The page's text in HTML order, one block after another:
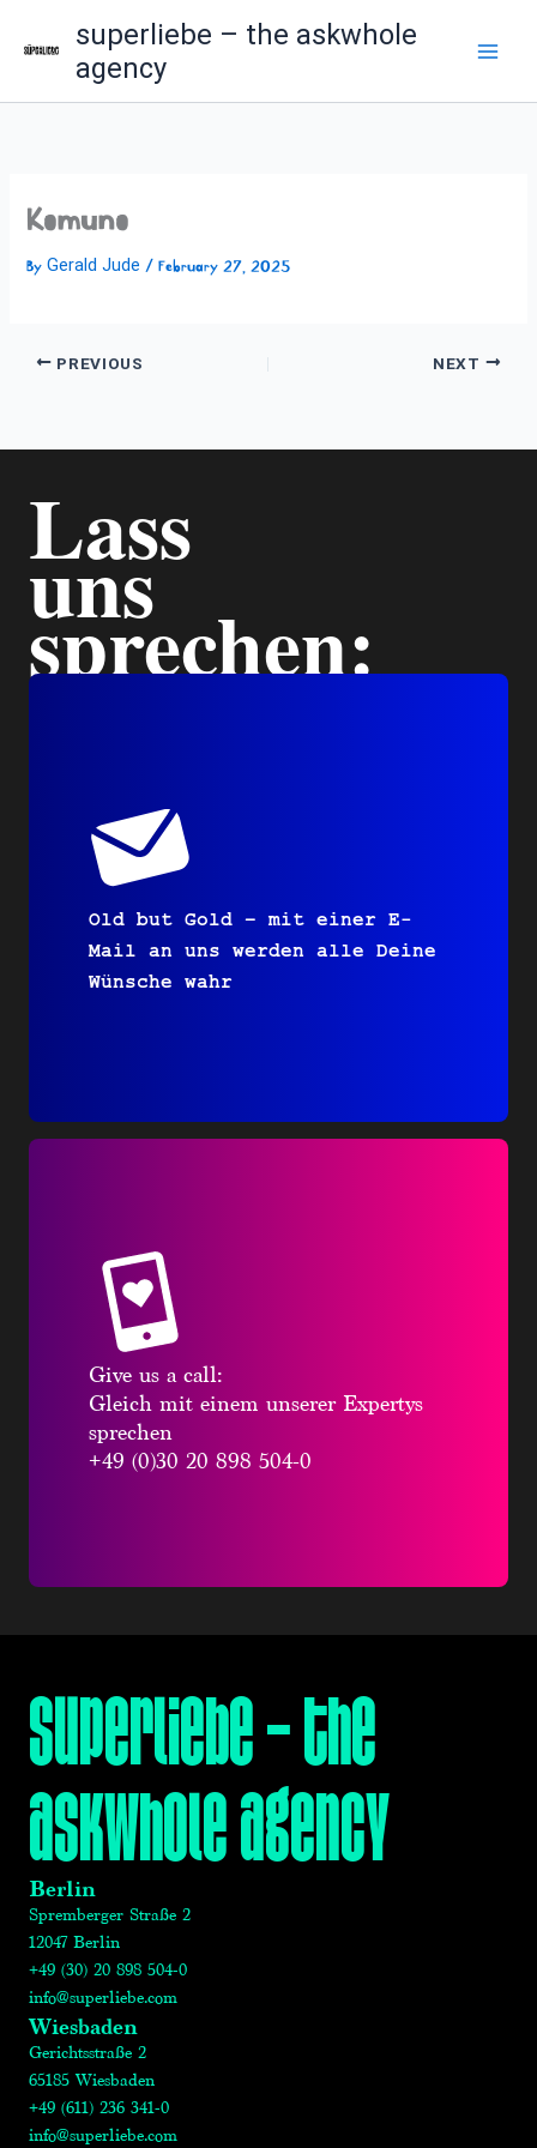
superliebe – the askwhole
agency
Komuno
ByGerald Jude /February 27, 2025
PREVIOUS NEXT
Lass
uns
sprechen:
Old but Gold – mit einer E-
Mail an uns werden alle Deine
Wünsche wahr
Give us a call:
Gleich mit einem unserer Expertys
sprechen
+49 (0)30 20 898 504-0
superliebe – the
askwhole agency
Berlin
Spremberger Straße 2
12047 Berlin
+49 (30) 20 898 504-0
info@superliebe.com
Wiesbaden
Gerichtsstraße 2
65185 Wiesbaden
+49 (611) 236 341-0
info@superliebe.com